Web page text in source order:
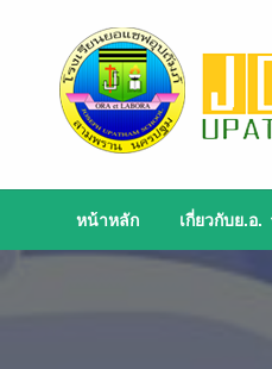
content
หน้าหลัก เกี่ยวกับย.อ.